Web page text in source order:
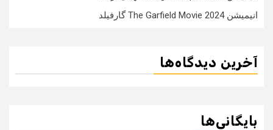
انیمیشن The Garfield Movie 2024 گارفیلد
آخرین دیدگاه‌ها
بایگانی‌ها